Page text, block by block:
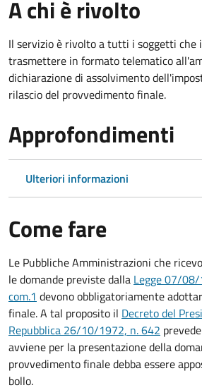
A chi è rivolto
Il servizio è rivolto a tutti i soggetti che
trasmettere in formato telematico
dichiarazione di assolvimento
rilascio del provvedimento finale.
Approfondimenti
Ulteriori informazioni
Come fare
Le Pubbliche Amministrazioni che
le domande previste dalla Legge 07/
com.1 devono obbligatoriamente
finale. A tal proposito il Decreto del
Repubblica 26/10/1972, n. 642
avviene per la presentazione della
provvedimento finale debba essere
bollo.